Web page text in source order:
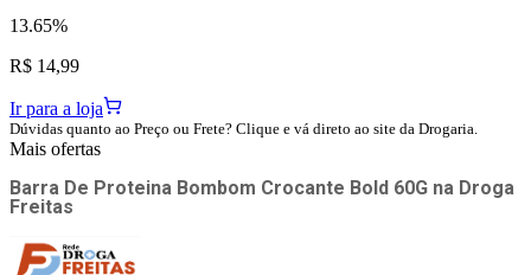
13.65%
R$ 14,99
Ir para a loja
Dúvidas quanto ao Preço ou Frete? Clique e vá direto ao site da Drogaria.
Mais ofertas
Barra De Proteina Bombom Crocante Bold 60G na Droga
Freitas